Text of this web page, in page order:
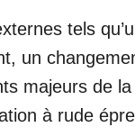
tels
un
majeurs de
à rude